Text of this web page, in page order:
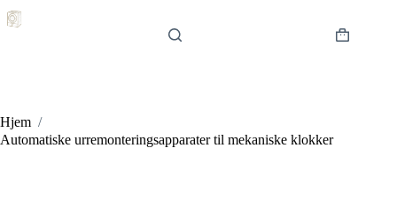
til
Hjem /
Automatiske urremonteringsapparater til mekaniske klokker